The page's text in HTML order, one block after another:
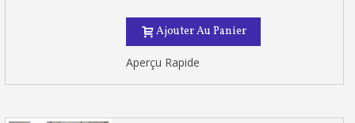
Ajouter Au Panier
Aperçu Rapide